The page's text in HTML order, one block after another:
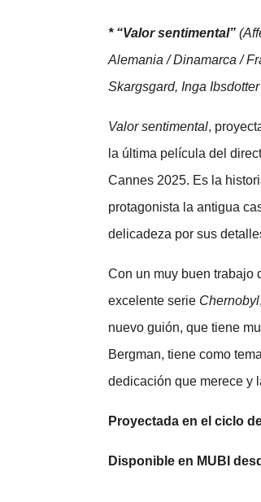
* “Valor sentimental”
Alemania / Dinamarca /
Skargsgard, Inga
Valor sentimental,
la última película del
Cannes 2025. Es la
protagonista la antigua
delicadeza por sus
Con un muy buen trabajo
excelente serie Chernobyl
nuevo guión, que tiene
Bergman, tiene como
dedicación que merece y
Proyectada en el ciclo
Disponible en MUBI